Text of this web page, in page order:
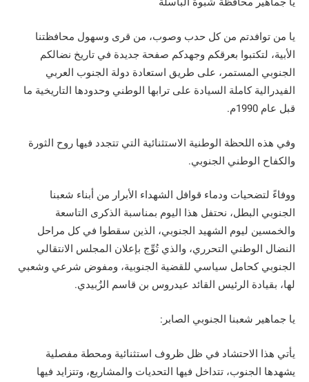
يا من توافدتم من كل حدب وصوب، من قرى وسهول محافظتنا
الأبية، لتكتبوا بعرقكم وجهدكم صفحة جديدة في تاريخ نضالكم
الجنوبي المستمر، على طريق استعادة دولة الجنوب العربي
الفيدرالية كاملة السيادة على ترابها الوطني وحدودها التاريخية ما
قبل عام 1990م.
وفي هذه اللحظة الوطنية الاستثنائية التي تتجدد فيها روح الثورة
والكفاح الوطني الجنوبي.
ووفاءً لتضحيات ودماء قوافل الشهداء الأبرار من أبناء شعبنا
الجنوبي البطل، نحتفل هذا اليوم بمناسبة الذكرى التاسعة
والخمسين ليوم الشهيد الجنوبي، الذين سقطوا في كل مراحل
النضال الوطني التحرري، والذي تُوِّج بإعلان المجلس الانتقالي
الجنوبي كحامل سياسي للقضية الجنوبية، ومفوض شرعي وشعبي
لها، بقيادة الرئيس القائد عيدروس بن قاسم الزُبيدي.
يا جماهير شعبنا الجنوبي الصابر:
يأتي هذا الاحتشاد في ظل ظروف استثنائية ومحطة مفصلية
يشهدها الجنوب، تتداخل فيها التحديات والمشاريع، وتتزايد فيها